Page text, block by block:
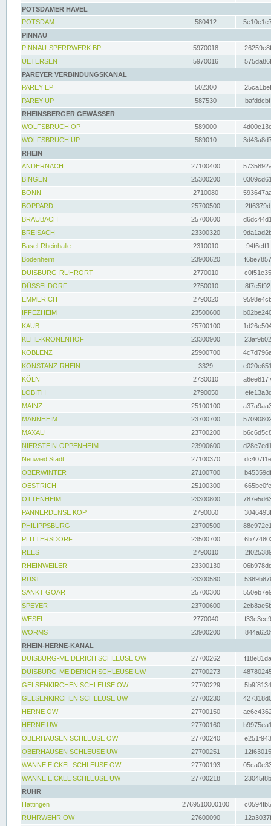
POTSDAMER HAVEL
POTSDAM
580412
PINNAU
PINNAU-SPERRWERK BP
5970018
UETERSEN
5970016
PAREYER VERBINDUNGSKANAL
PAREY EP
502300
PAREY UP
587530
RHEINSBERGER GEWÄSSER
WOLFSBRUCH OP
589000
WOLFSBRUCH UP
589010
RHEIN
ANDERNACH
27100400
BINGEN
25300200
BONN
2710080
BOPPARD
25700500
BRAUBACH
25700600
BREISACH
23300320
Basel-Rheinhalle
2310010
Bodenheim
23900620
DUISBURG-RUHRORT
2770010
DÜSSELDORF
2750010
EMMERICH
2790020
IFFEZHEIM
23500600
KAUB
25700100
KEHL-KRONENHOF
23300900
KOBLENZ
25900700
KONSTANZ-RHEIN
3329
KÖLN
2730010
LOBITH
2790050
MAINZ
25100100
MANNHEIM
23700700
MAXAU
23700200
NIERSTEIN-OPPENHEIM
23900600
Neuwied Stadt
27100370
OBERWINTER
27100700
OESTRICH
25100300
OTTENHEIM
23300800
PANNERDENSE KOP
2790060
PHILIPPSBURG
23700500
PLITTERSDORF
23500700
REES
2790010
RHEINWEILER
23300130
RUST
23300580
SANKT GOAR
25700300
SPEYER
23700600
WESEL
2770040
WORMS
23900200
RHEIN-HERNE-KANAL
DUISBURG-MEIDERICH SCHLEUSE OW
27700262
DUISBURG-MEIDERICH SCHLEUSE UW
27700273
GELSENKIRCHEN SCHLEUSE OW
27700229
GELSENKIRCHEN SCHLEUSE UW
27700230
HERNE OW
27700150
HERNE UW
27700160
OBERHAUSEN SCHLEUSE OW
27700240
OBERHAUSEN SCHLEUSE UW
27700251
WANNE EICKEL SCHLEUSE OW
27700193
WANNE EICKEL SCHLEUSE UW
27700218
RUHR
Hattingen
2769510000100
RUHRWEHR OW
27600090